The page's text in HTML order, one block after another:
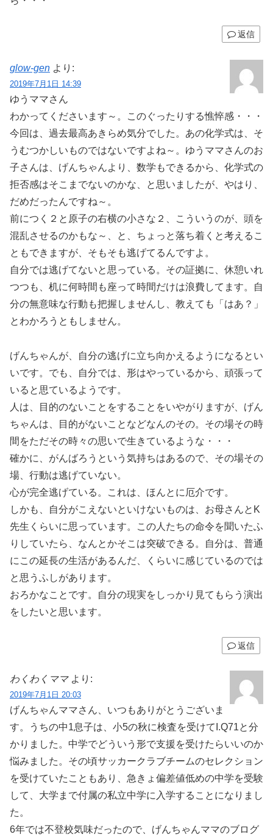
返信
glow-gen より:
2019年7月1日 14:39
ゆうママさん
わかってくださいます～。このぐったりする憔悴感・・・
今回は、過去最高あきらめ気分でした。あの化学式は、そ
うむつかしいものではないですよね～。ゆうママさんのお
子さんは、げんちゃんより、数学もできるから、化学式の
拒否感はそこまでないのかな、と思いましたが、やはり、
だめだったんですね～。
前につく２と原子の右横の小さな２、こういうのが、頭を
混乱させるのかもな～、と、ちょっと落ち着くと考えるこ
ともできますが、そもそも逃げてるんですよ。
自分では逃げてないと思っている。その証拠に、休憩いれ
つつも、机に何時間も座って時間だけは浪費してます。自
分の無意味な行動も把握しませんし、教えても「はあ？」
とわかろうともしません。
げんちゃんが、自分の逃げに立ち向かえるようになるとい
いです。でも、自分では、形はやっているから、頑張って
いると思ているようです。
人は、目的のないことをすることをいやがりますが、げん
ちゃんは、目的がないことなどなんのその。その場その時
間をただその時々の思いで生きているような・・・
確かに、がんばろうという気持ちはあるので、その場その
場、行動は逃げていない。
心が完全逃げている。これは、ほんとに厄介です。
しかも、自分がこえないといけないものは、お母さんとK
先生くらいに思っています。この人たちの命令を聞いたふ
りしていたら、なんとかそこは突破できる。自分は、普通
にこの延長の生活があるんだ、くらいに感じているのでは
と思うふしがあります。
おろかなことです。自分の現実をしっかり見てもらう演出
をしたいと思います。
返信
わくわくママ より:
2019年7月1日 20:03
げんちゃんママさん、いつもありがとうございま
す。うちの中1息子は、小5の秋に検査を受けてI.Q71と分
かりました。中学でどういう形で支援を受けたらいいのか
悩みました。その頃サッカークラブチームのセレクション
を受けていたこともあり、急きょ偏差値低めの中学を受験
して、大学まで付属の私立中学に入学することになりまし
た。
6年では不登校気味だったので、げんちゃんママのブログ